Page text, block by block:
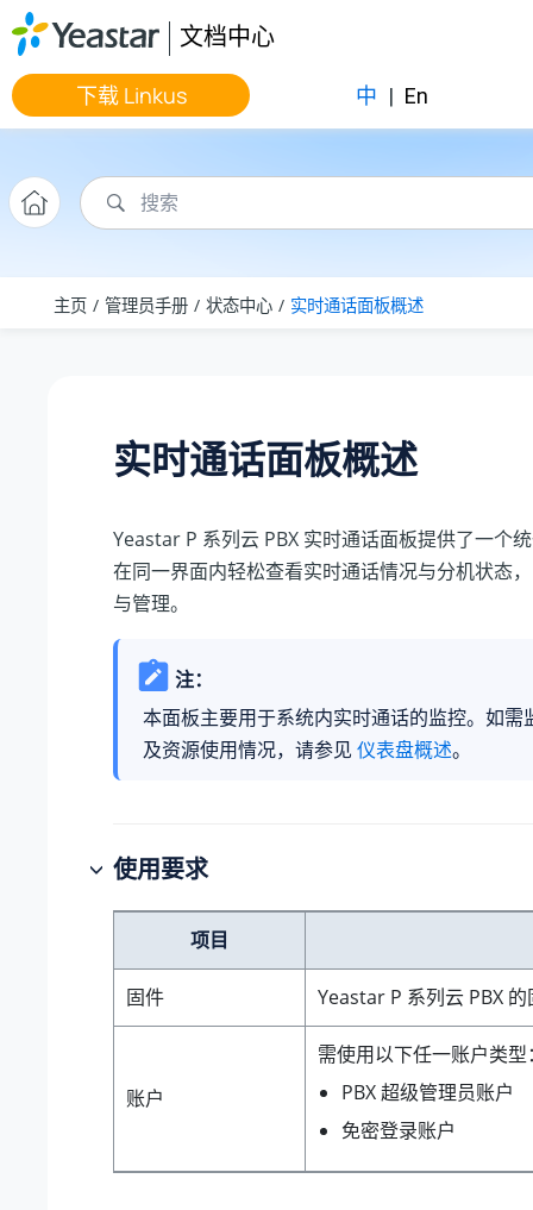
跳转到主要内容
文档中心
下载 Linkus 中 | En
主页 管理员手册 状态中心 实时通话面板概述
实时通话面板概述
Yeastar P 系列云 PBX 实时通话面板提供了一个
在同一界面内轻松查看实时通话情况与分机状态
与管理。
注：
本面板主要用于系统内实时通话的监控。如需
及资源使用情况，请参见 仪表盘概述。
使用要求
项目
固件 Yeastar P 系列云 PBX
账户
需使用以下任一账户类型
PBX 超级管理员账户
免密登录账户